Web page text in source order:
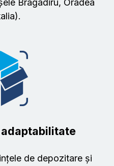
Bragadiru, Oradea
de depozitare și